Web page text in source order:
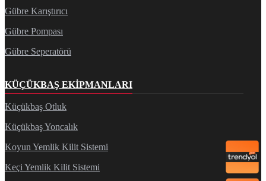
Gübre Karıştırıcı
Gübre Pompası
Gübre Seperatörü
KÜÇÜKBAŞ EKIPMANLARI
Küçükbaş Otluk
Küçükbaş Yoncalık
Koyun Yemlik Kilit Sistemi
Keçi Yemlik Kilit Sistemi